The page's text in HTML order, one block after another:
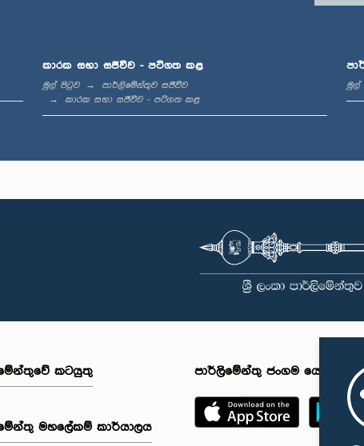
කාරක සභා සජීවීව - පටිගත කළ
මුල් පිටුව
පාර්ලිමේන්තුව සජීවීව
කාරක සභා සජීවීව - පටිගත කළ
මුල්
කටයුතු
මහලේකම් කාර්යාලය
පාර්ලිමේන්තු ජංගම යෙදුම